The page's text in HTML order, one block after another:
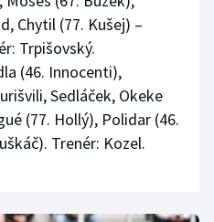
Chytil (77. Kušej) –
Trpišovský.
(46. Innocenti),
Sedláček, Okeke
(77. Hollý), Polidar (46.
Trenér: Kozel.